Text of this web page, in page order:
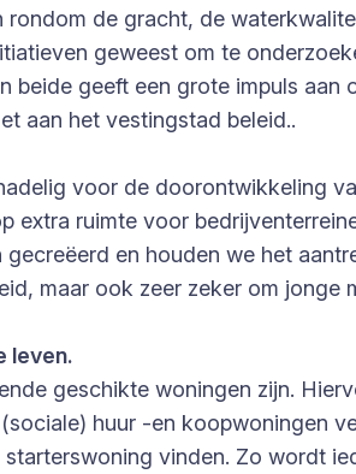
de gracht, de
geweest om te
geeft een grote impuls aan
aan het vestingstad beleid..
voor de doorontwikkeling
extra ruimte voor
en houden we het
maar ook zeer zeker om jonge
leven.
geschikte woningen zijn.
huur -en koopwoningen
vinden. Zo wordt